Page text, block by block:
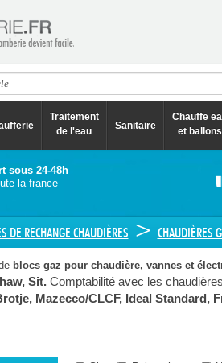
Traitement
de l'eau
Sanitaire
Chauffe
et ballons
sous 24-48h
la france
DE RECHANGE CHAUDIÈRES > CHAUDIÈRES
blocs gaz pour chaudière, vannes et
Sit. Comptabilité avec les
Mazecco/CLCF, Ideal Standard,